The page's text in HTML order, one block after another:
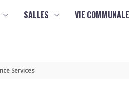
SALLES VIE COMMUNALE
Services